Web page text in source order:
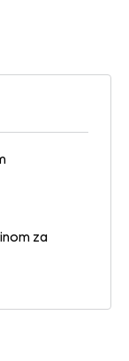
za